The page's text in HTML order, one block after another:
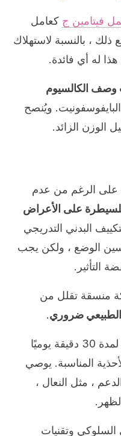
فيتامين ج كعامل
، بالنسبة لاستهلاك
له أي فائدة.
الكالسيوم
ويُنصح
الوزن الزائد.
على الرغم من عدم
للسيطرة على الأعراض
البدني التدريجي
الوضع ، ولكن يجب
التأثير.
منسقة تقلل من
الطبيعي ضروري.
وبالمثل ، يوصى بالمشي السريع لمدة 30 دقيقة يوميًا
المناسبة. يوصي
، مثل النعال ،
السلوكي وتقنيات